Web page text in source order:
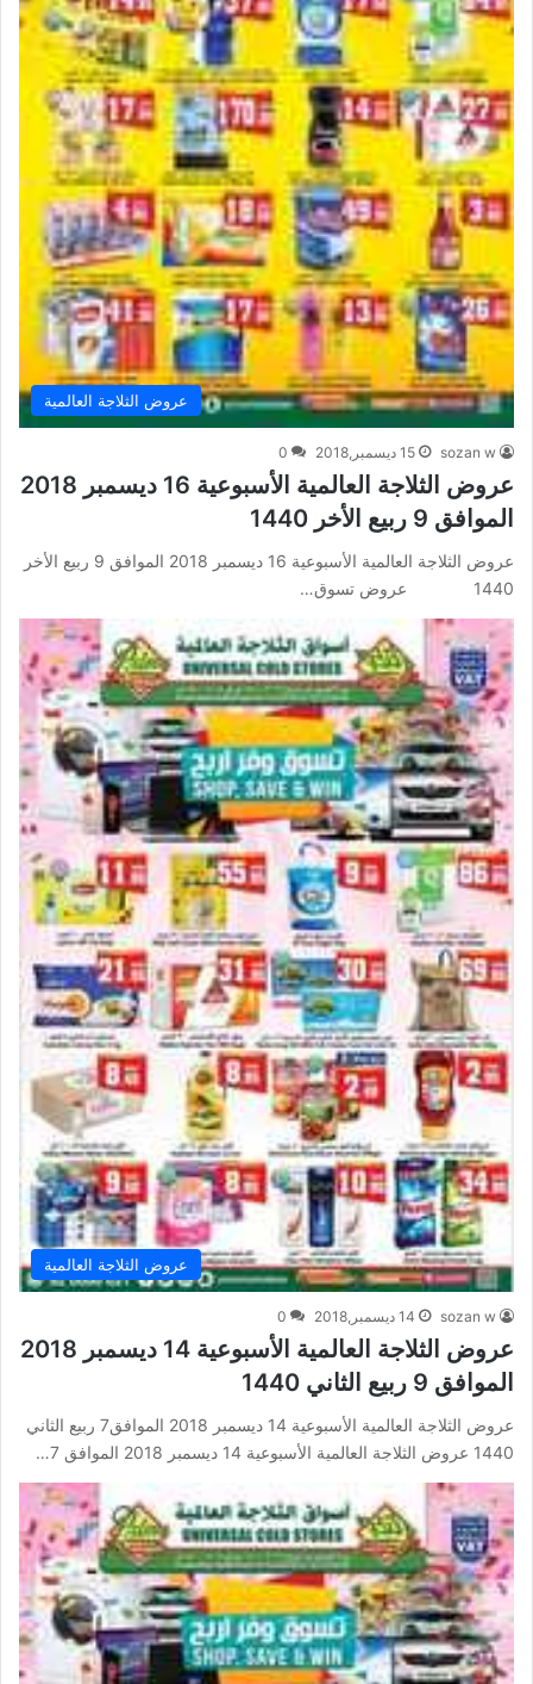
عروض الثلاجة العالمية
sozan w 15 ديسمبر,2018 0
عروض الثلاجة العالمية الأسبوعية 16 ديسمبر 2018
الموافق 9 ربيع الأخر 1440
عروض الثلاجة العالمية الأسبوعية 16 ديسمبر 2018 الموافق 9 ربيع الأخر
1440 عروض تسوق…
عروض الثلاجة العالمية
sozan w 14 ديسمبر,2018 0
عروض الثلاجة العالمية الأسبوعية 14 ديسمبر 2018
الموافق 9 ربيع الثاني 1440
عروض الثلاجة العالمية الأسبوعية 14 ديسمبر 2018 الموافق7 ربيع الثاني
1440 عروض الثلاجة العالمية الأسبوعية 14 ديسمبر 2018 الموافق 7…